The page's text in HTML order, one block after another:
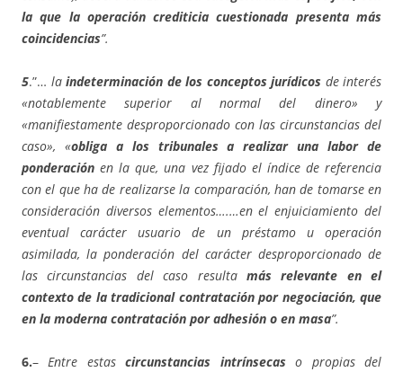
la que la operación crediticia cuestionada presenta más
coincidencias”.
5.”… la indeterminación de los conceptos jurídicos de interés
«notablemente superior al normal del dinero» y
«manifiestamente desproporcionado con las circunstancias del
caso», «obliga a los tribunales a realizar una labor de
ponderación en la que, una vez fijado el índice de referencia
con el que ha de realizarse la comparación, han de tomarse en
consideración diversos elementos….…en el enjuiciamiento del
eventual carácter usuario de un préstamo u operación
asimilada, la ponderación del carácter desproporcionado de
las circunstancias del caso resulta más relevante en el
contexto de la tradicional contratación por negociación, que
en la moderna contratación por adhesión o en masa”.
6.–Entre estascircunstancias intrínsecas o propias del